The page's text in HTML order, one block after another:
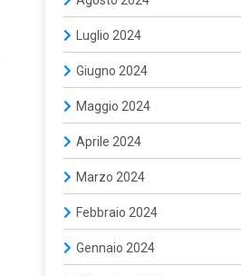
Luglio 2024
Giugno 2024
Maggio 2024
Aprile 2024
Marzo 2024
Febbraio 2024
Gennaio 2024